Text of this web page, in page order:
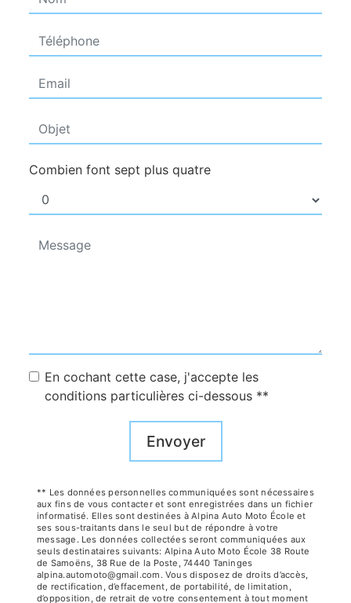
Combien font sept plus quatre
En cochant cette case, j'accepte les
conditions particulières ci-dessous **
Envoyer
** Les données personnelles communiquées sont nécessaires
aux fins de vous contacter et sont enregistrées dans un fichier
informatisé. Elles sont destinées à Alpina Auto Moto École et
ses sous-traitants dans le seul but de répondre à votre
message. Les données collectées seront communiquées aux
seuls destinataires suivants: Alpina Auto Moto École 38 Route
de Samoëns, 38 Rue de la Poste, 74440 Taninges
alpina.automoto@gmail.com. Vous disposez de droits d’accès,
de rectification, d’effacement, de portabilité, de limitation,
d’opposition, de retrait de votre consentement à tout moment